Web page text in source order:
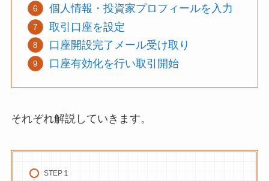
個人情報・投資家プロフィールを入力
取引口座を設定
口座開設完了メール受け取り
口座有効化を行い取引開始
それぞれ解説していきます。
STEP